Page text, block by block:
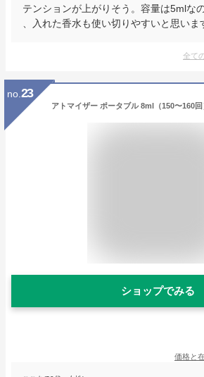
テンションが上がりそう。容量は5mlな
、入れた香水も使い切りやすいと思いま
全て
no. 23
ショップでみる
価格と